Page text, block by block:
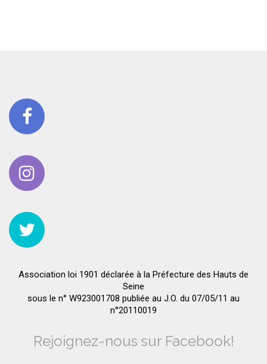
Association loi 1901 déclarée à la Préfecture des Hauts de
Seine
sous le n° W923001708 publiée au J.O. du 07/05/11 au
n°20110019
Rejoignez-nous sur Facebook!